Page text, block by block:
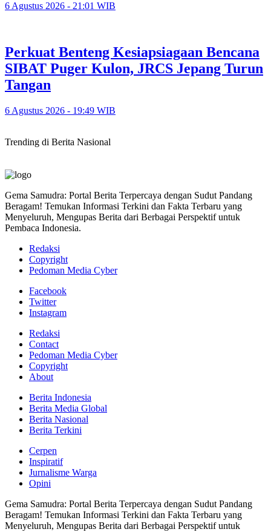
6 Agustus 2026 - 21:01 WIB
Perkuat Benteng Kesiapsiagaan Bencana
SIBAT Puger Kulon, JRCS Jepang Turun
Tangan
6 Agustus 2026 - 19:49 WIB
Trending di Berita Nasional
Gema Samudra: Portal Berita Terpercaya dengan Sudut Pandang
Beragam! Temukan Informasi Terkini dan Fakta Terbaru yang
Menyeluruh, Mengupas Berita dari Berbagai Perspektif untuk
Pembaca Indonesia.
Redaksi
Copyright
Pedoman Media Cyber
Facebook
Twitter
Instagram
Redaksi
Contact
Pedoman Media Cyber
Copyright
About
Berita Indonesia
Berita Media Global
Berita Nasional
Berita Terkini
Cerpen
Inspiratif
Jurnalisme Warga
Opini
Gema Samudra: Portal Berita Terpercaya dengan Sudut Pandang
Beragam! Temukan Informasi Terkini dan Fakta Terbaru yang
Menyeluruh, Mengupas Berita dari Berbagai Perspektif untuk